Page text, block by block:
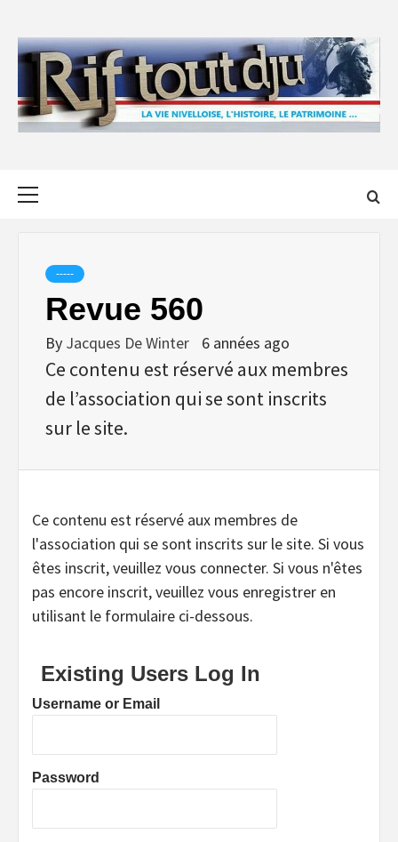
content
-----
Revue 560
By Jacques De Winter 6 années ago
Ce contenu est réservé aux membres
de l’association qui se sont inscrits
sur le site.
Ce contenu est réservé aux membres de
l'association qui se sont inscrits sur le site. Si vous
êtes inscrit, veuillez vous connecter. Si vous n'êtes
pas encore inscrit, veuillez vous enregistrer en
utilisant le formulaire ci-dessous.
Existing Users Log In
Username or Email
Password